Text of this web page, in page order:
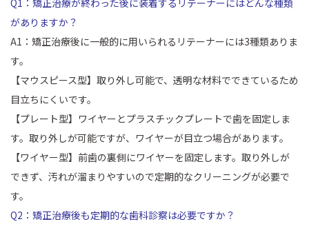
Q1：矯正治療が終わった後に装着するリテーナーにはどんな種類
がありますか？
A1：矯正治療後に一般的に用いられるリテーナーには3種類ありま
す。
【マウスピース型】取り外し可能で、透明な材料でできているため
目立ちにくいです。
【プレート型】ワイヤーとプラスチックプレートで歯を固定しま
す。取り外しが可能ですが、ワイヤーが目立つ場合があります。
【ワイヤー型】前歯の裏側にワイヤーを固定します。取り外しが
できず、汚れが溜まりやすいので定期的なクリーニングが必要で
す。
Q2：矯正治療後も定期的な歯科診察は必要ですか？